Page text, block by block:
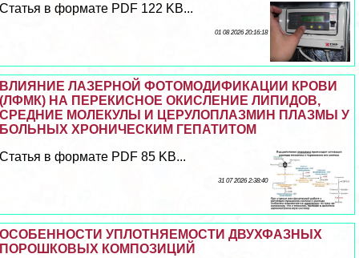
Статья в формате PDF 122 KB...
01 08 2026 20:16:18
ВЛИЯНИЕ ЛАЗЕРНОЙ ФОТОМОДИФИКАЦИИ КРОВИ
(ЛФМК) НА ПЕРЕКИСНОЕ ОКИСЛЕНИЕ ЛИПИДОВ,
СРЕДНИЕ МОЛЕКУЛЫ И ЦЕРУЛОПЛАЗМИН ПЛАЗМЫ У
БОЛЬНЫХ ХРОНИЧЕСКИМ ГЕПАТИТОМ
Статья в формате PDF 85 KB...
31 07 2026 2:38:40
ОСОБЕННОСТИ УПЛОТНЯЕМОСТИ ДВУХФАЗНЫХ
ПОРОШКОВЫХ КОМПОЗИЦИЙ